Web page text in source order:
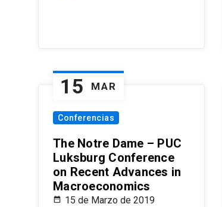
15 MAR
Conferencias
The Notre Dame – PUC
Luksburg Conference
on Recent Advances in
Macroeconomics
15 de Marzo de 2019